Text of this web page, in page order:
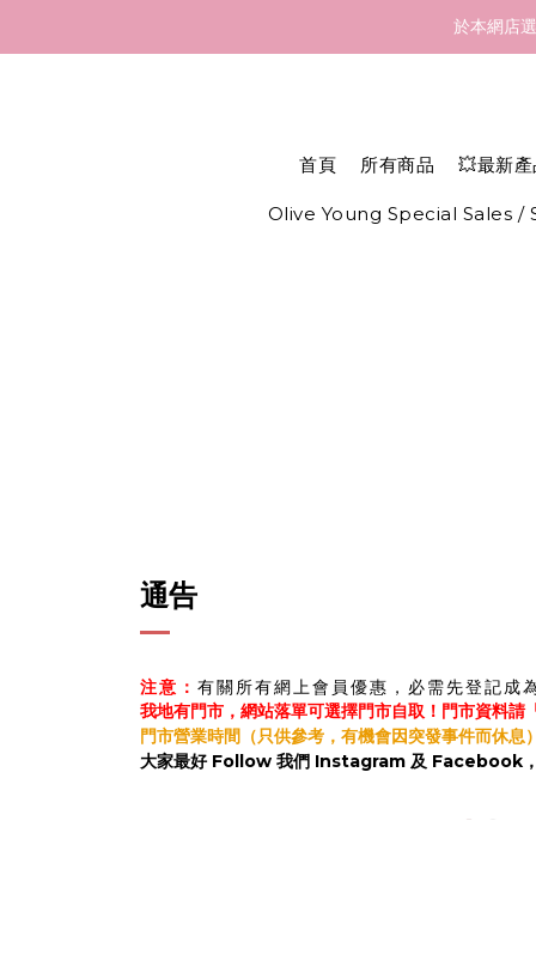
訂貨到貨資訊：於
於本網店
首頁 所有商品 💥最新
Olive Young Special Sales /
通告
注意： 有關所有網上會員優惠，必需先登記成
我地有門市，網站落單可選擇門市自取！ 門市資料請
門市營業時間（只供參考，有機會因突發事件而休息
大家最好 Follow 我們 Instagram 及 Facebook